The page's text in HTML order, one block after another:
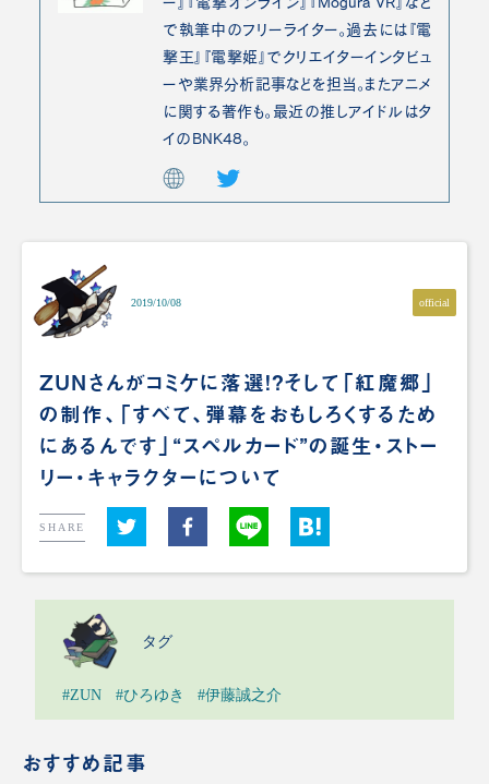
で執筆中のフリーライター。過去には『電
撃王』『電撃姫』でクリエイターインタビュ
ーや業界分析記事などを担当。またアニメ
に関する著作も。最近の推しアイドルはタ
イのBNK48。
2019/10/08 official
ZUNさんがコミケに落選！？そして「紅魔郷」
の制作、「すべて、弾幕をおもしろくするため
にあるんです」“スペルカード”の誕生・ストー
リー・キャラクターについて
SHARE
タグ
#ZUN #ひろゆき #伊藤誠之介
おすすめ記事